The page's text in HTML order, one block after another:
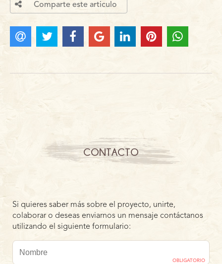
Comparte este articulo
CONTACTO
Si quieres saber más sobre el proyecto, unirte,
colaborar o deseas enviarnos un mensaje contáctanos
utilizando el siguiente formulario:
OBLIGATORIO